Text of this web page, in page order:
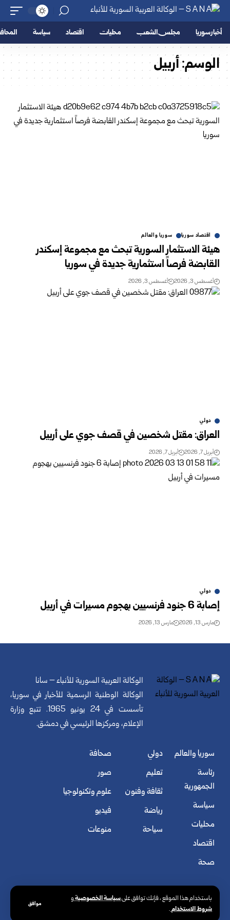
باستخدام هذا الموقع ، فإنك توافق علىسياسة الخصوصيةو
شروط الاستخدام.
موافق
أخبار سوريا مجلس الشعب محليات اقتصاد سياسة
الوسم:أربيل
اقتصاد سوريا سوريا والعالم
هيئة الاستثمار السورية تبحث مع مجموعة إسكندر
القابضة فرصاً استثمارية جديدة في سوريا
أغسطس 3, 2026 أغسطس 3, 2026
دولي
العراق: مقتل شخصين في قصف جوي على أربيل
أبريل 7, 2026 أبريل 7, 2026
دولي
إصابة 6 جنود فرنسيين بهجوم مسيرات في أربيل
مارس 13, 2026 مارس 13, 2026
الوكالة العربية السورية للأنباء – سانا
الوكالة الوطنية الرسمية للأخبار في سوريا،
تأسست في 24 يونيو 1965. تتبع وزارة
الإعلام، ومركزها الرئيسي في دمشق.
سوريا والعالم
رئاسة
الجمهورية
سياسة
محليات
اقتصاد
صحة
دولي
تعليم
ثقافة وفنون
رياضة
سياحة
صحافة
صور
علوم وتكنولوجيا
فيديو
منوعات
© الوكالة العربية السورية للأنباء. كافة الحقوق محفوظة.